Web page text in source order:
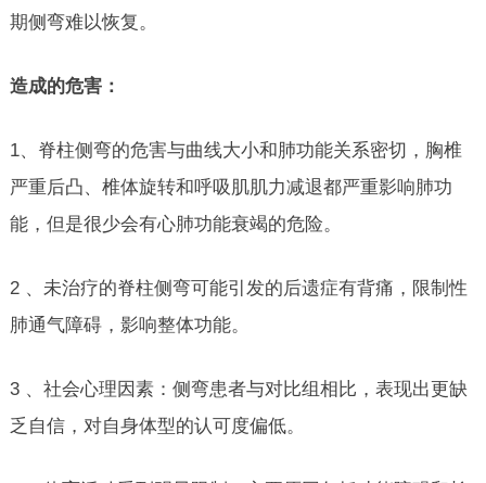
期侧弯难以恢复。
造成的危害：
1、脊柱侧弯的危害与曲线大小和肺功能关系密切，胸椎
严重后凸、椎体旋转和呼吸肌肌力减退都严重影响肺功
能，但是很少会有心肺功能衰竭的危险。
2 、未治疗的脊柱侧弯可能引发的后遗症有背痛，限制性
肺通气障碍，影响整体功能。
3 、社会心理因素：侧弯患者与对比组相比，表现出更缺
乏自信，对自身体型的认可度偏低。